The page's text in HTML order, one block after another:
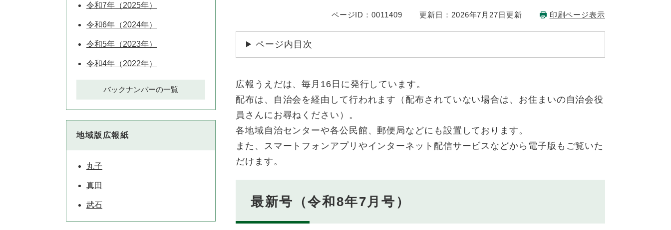
ページID：0011409 更新日：2026年7月27日更新 印刷ページ表示
ページ内目次
広報うえだは、毎月16日に発行しています。
配布は、自治会を経由して行われます（配布されていない場合は、お住まいの自治会役
員さんにお尋ねください）。
各地域自治センターや各公民館、郵便局などにも設置しております。
また、スマートフォンアプリやインターネット配信サービスなどから電子版もご覧いた
だけます。
最新号（令和8年7月号）
令和7年（2025年）
令和6年（2024年）
令和5年（2023年）
令和4年（2022年）
バックナンバーの一覧
地域版広報紙
丸子
真田
武石